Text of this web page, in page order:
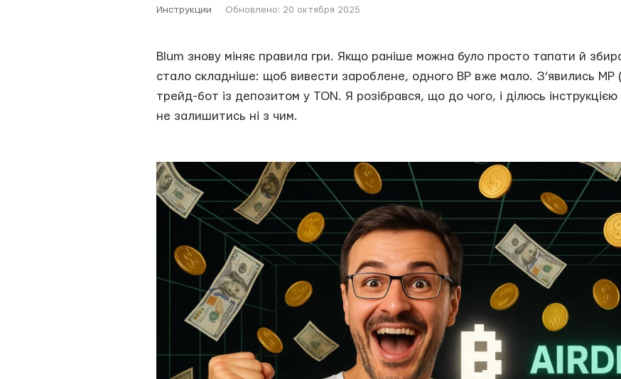
Инструкции Обновлено: 20 октября 2025
Blum знову міняє правила гри. Якщо раніше можна було просто тапати й
стало складніше: щоб вивести зароблене, одного BP вже мало. З’явились MP
трейд-бот із депозитом у TON. Я розібрався, що до чого, і ділюсь
не залишитись ні з чим.